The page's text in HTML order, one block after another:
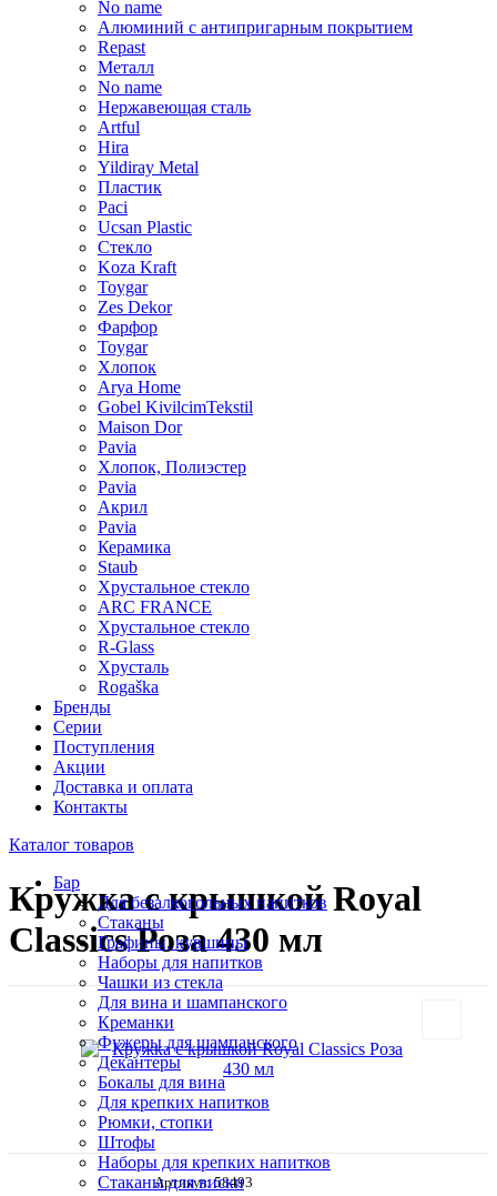
No name
Алюминий с антипригарным покрытием
Repast
Металл
No name
Нержавеющая сталь
Artful
Hira
Yildiray Metal
Пластик
Paci
Ucsan Plastic
Стекло
Koza Kraft
Toygar
Zes Dekor
Фарфор
Toygar
Хлопок
Arya Home
Gobel KivilcimTekstil
Maison Dor
Pavia
Хлопок, Полиэстер
Pavia
Акрил
Pavia
Керамика
Staub
Хрустальное стекло
ARC FRANCE
Хрустальное стекло
R-Glass
Хрусталь
Rogaška
Бренды
Серии
Поступления
Акции
Доставка и оплата
Контакты
Каталог товаров
Бар
Для безалкогольных напитков
Стаканы
Графины, кувшины
Наборы для напитков
Чашки из стекла
Для вина и шампанского
Креманки
Фужеры для шампанского
Декантеры
Бокалы для вина
Для крепких напитков
Рюмки, стопки
Штофы
Наборы для крепких напитков
Стаканы для виски
Кружка с крышкой Royal
Classics Роза 430 мл
Артикул:58493